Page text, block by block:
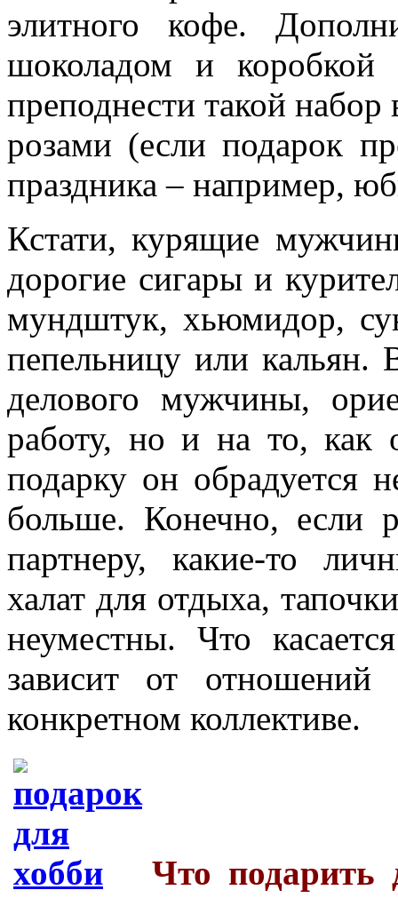
элитного кофе.
шоколадом и коробкой
преподнести такой
розами (если подарок
праздника – например,
Кстати, курящие
дорогие сигары и
мундштук, хьюмидор,
пепельницу или
делового мужчины,
работу, но и на то, как
подарку он обрадуется
больше. Конечно, если
партнеру, какие-то
халат для отдыха,
неуместны. Что
зависит от
конкретном коллективе.
Что подарить